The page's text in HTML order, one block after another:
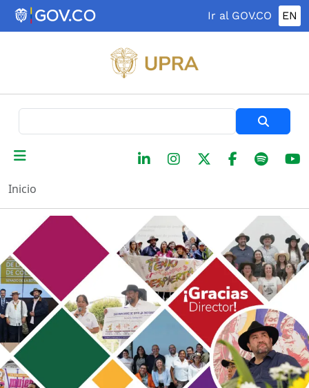
Pasar al contenido principal
Ir al GOV.CO EN
Inicio